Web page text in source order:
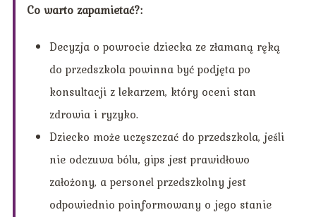
Co warto zapamietać?:
Decyzja o powrocie dziecka ze złamaną ręką
do przedszkola powinna być podjęta po
konsultacji z lekarzem, który oceni stan
zdrowia i ryzyko.
Dziecko może uczęszczać do przedszkola, jeśli
nie odczuwa bólu, gips jest prawidłowo
założony, a personel przedszkolny jest
odpowiednio poinformowany o jego stanie